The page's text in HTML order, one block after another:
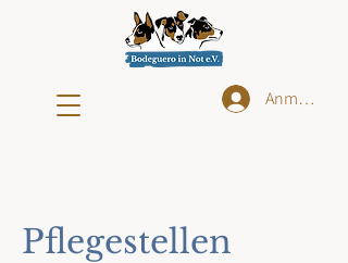
Anmelden
Pflegestellen